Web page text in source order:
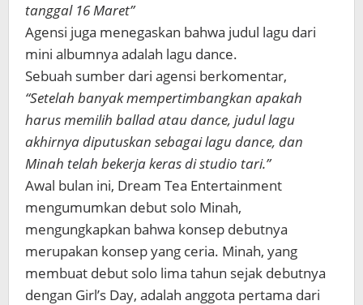
tanggal 16 Maret”
Agensi juga menegaskan bahwa judul lagu dari
mini albumnya adalah lagu dance.
Sebuah sumber dari agensi berkomentar,
“Setelah banyak mempertimbangkan apakah
harus memilih ballad atau dance, judul lagu
akhirnya diputuskan sebagai lagu dance, dan
Minah telah bekerja keras di studio tari.”
Awal bulan ini, Dream Tea Entertainment
mengumumkan debut solo Minah,
mengungkapkan bahwa konsep debutnya
merupakan konsep yang ceria. Minah, yang
membuat debut solo lima tahun sejak debutnya
dengan Girl’s Day, adalah anggota pertama dari